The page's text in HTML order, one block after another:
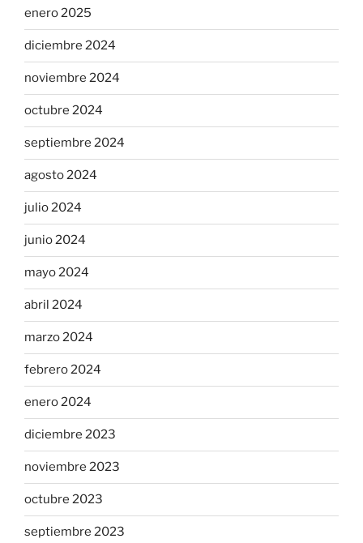
enero 2025
diciembre 2024
noviembre 2024
octubre 2024
septiembre 2024
agosto 2024
julio 2024
junio 2024
mayo 2024
abril 2024
marzo 2024
febrero 2024
enero 2024
diciembre 2023
noviembre 2023
octubre 2023
septiembre 2023